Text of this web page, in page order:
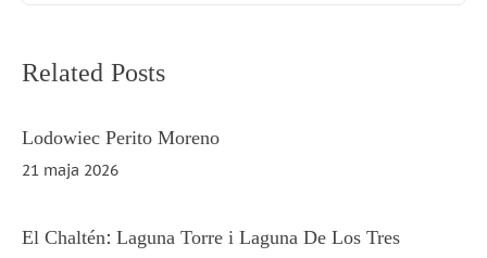
Related Posts
Lodowiec Perito Moreno
21 maja 2026
El Chaltén: Laguna Torre i Laguna De Los Tres
Nawigacja